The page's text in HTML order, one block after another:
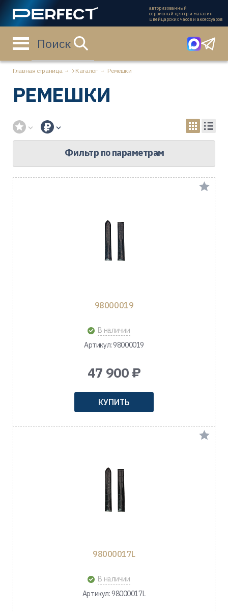
авторизованный
сервисный центр и магазин
швейцарских часов и аксессуаров
Поиск
Главная страница Каталог Ремешки
РЕМЕШКИ
Фильтр по параметрам
98000019
В наличии
Артикул: 98000019
47 900 ₽
КУПИТЬ
98000017L
В наличии
Артикул: 98000017L